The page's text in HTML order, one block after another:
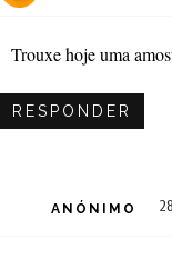
Trouxe hoje uma
RESPONDER
ANÓNIMO